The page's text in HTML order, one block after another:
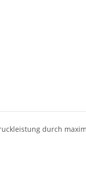
durch